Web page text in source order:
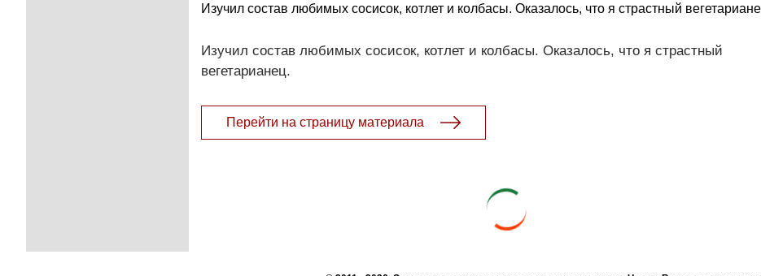
Изучил состав любимых сосисок, котлет и колбасы. Оказалось, что я страстный
Изучил состав любимых сосисок, котлет и колбасы. Оказалось, что я страстный
вегетарианец.
Перейти на страницу материала